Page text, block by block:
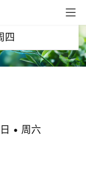
• 周六
四